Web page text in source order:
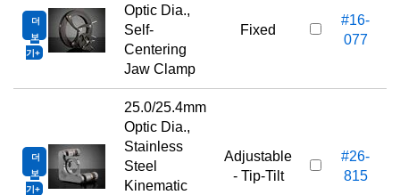
더
보
기
Optic Dia.,
Self-
Centering
Jaw Clamp
Fixed
#16-
077
더
보
기
25.0/25.4mm
Optic Dia.,
Stainless
Steel
Kinematic
Adjustable
- Tip-Tilt
#26-
815